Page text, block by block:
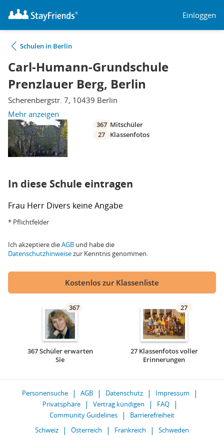
Einloggen
Schulen in Berlin
Carl-Humann-Grundschule
Prenzlauer Berg, Berlin
Scherenbergstr. 7, 10439 Berlin
Mehr anzeigen
367 Mitschüler
27
Klassenfotos
In diese Schule eintragen
Frau Herr Divers keine Angabe
* Pflichtfelder
Ich akzeptiere dieAGB und habe die
Datenschutzhinweisezur Kenntnis genommen.
Kostenlos zur Klassenliste
367
367 Schüler erwarten
Sie
27
27 Klassenfotos voller
Erinnerungen
Personensuche AGB Datenschutz
Impressum
Privatsphäre
Vertrag kündigen
FAQ
Community Guidelines
Barrierefreiheit
Schweiz
Österreich Frankreich Schweden